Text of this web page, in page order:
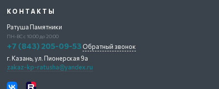
КОНТАКТЫ
Ратуша Памятники
ПН-ВС с 10:00 до 20:00
+7 (843) 205-09-53 Обратный звонок
г. Казань,ул. Пионерская 9а
zakaz-kp-ratusha@yandex.ru